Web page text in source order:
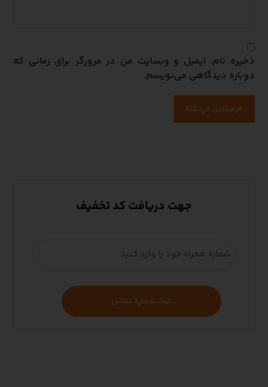
ذخیره نام، ایمیل و وبسایت من در مرورگر برای زمانی که
دوباره دیدگاهی می‌نویسم.
فرستادن دیدگاه
جهت دریافت کد تخفیف